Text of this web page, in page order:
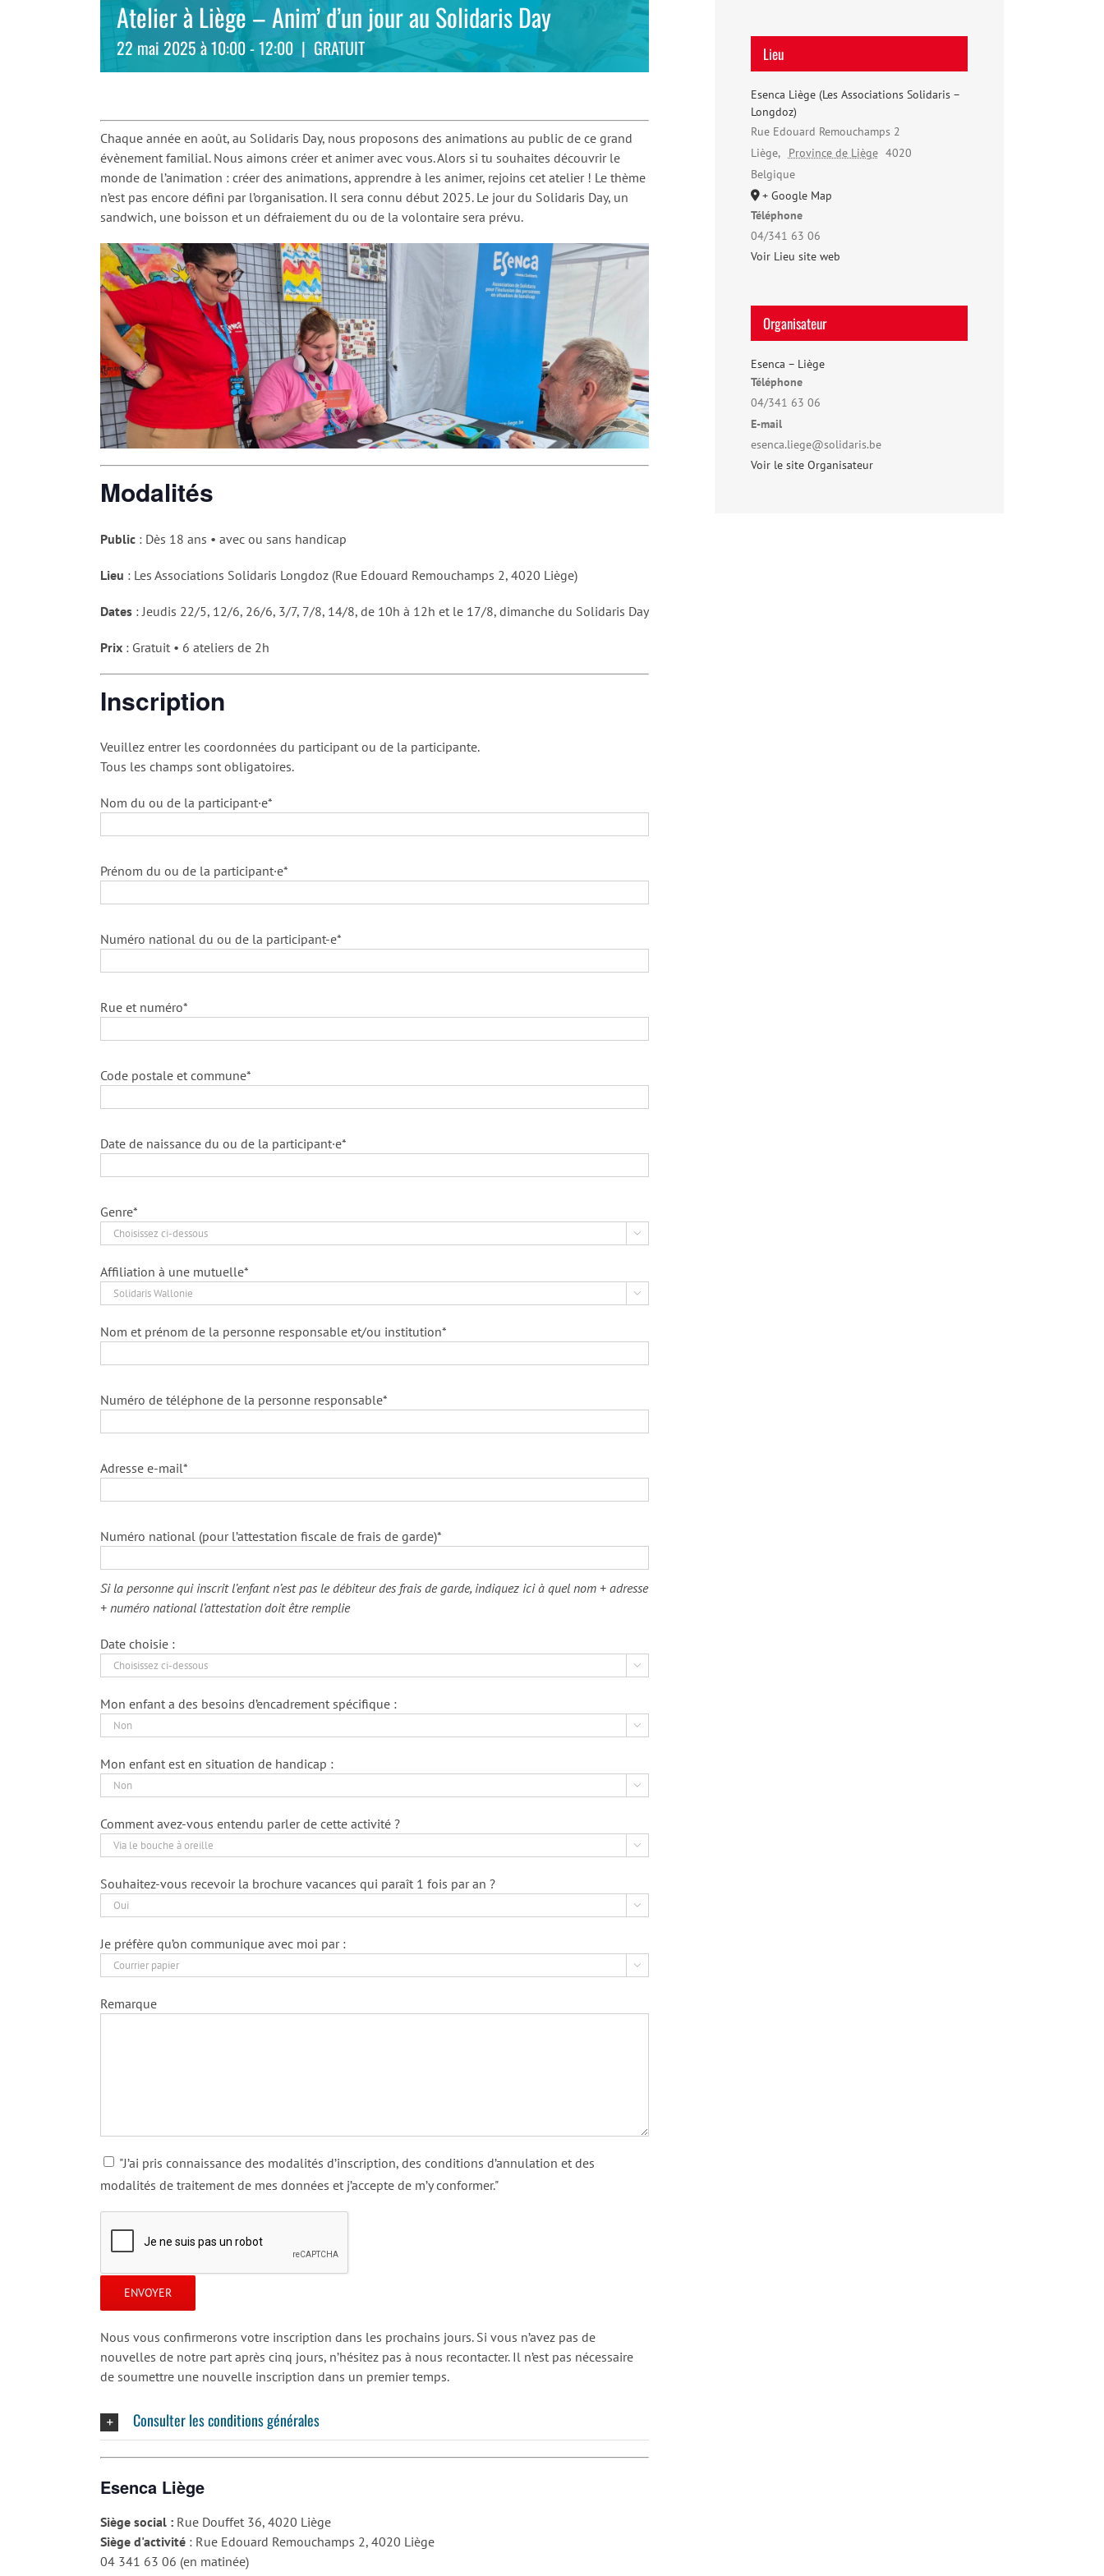
Atelier à Liège – Anim’ d’un jour au Solidaris Day
22 mai 2025 à 10:00-12:00 | GRATUIT
Chaque année en août, au Solidaris Day, nous proposons des animations au public de ce grand
évènement familial. Nous aimons créer et animer avec vous. Alors si tu souhaites découvrir le
monde de l’animation : créer des animations, apprendre à les animer, rejoins cet atelier ! Le thème
n’est pas encore défini par l’organisation. Il sera connu début 2025. Le jour du Solidaris Day, un
sandwich, une boisson et un défraiement du ou de la volontaire sera prévu.
Modalités
Public : Dès 18 ans • avec ou sans handicap
Lieu : Les Associations Solidaris Longdoz (Rue Edouard Remouchamps 2, 4020 Liège)
Dates : Jeudis 22/5, 12/6, 26/6, 3/7, 7/8, 14/8, de 10h à 12h et le 17/8, dimanche du Solidaris Day
Prix : Gratuit • 6 ateliers de 2h
Inscription
Veuillez entrer les coordonnées du participant ou de la participante.
Tous les champs sont obligatoires.
Nom du ou de la participant·e*
Prénom du ou de la participant·e*
Numéro national du ou de la participant-e*
Rue et numéro*
Code postale et commune*
Date de naissance du ou de la participant·e*
Genre*

Affiliation à une mutuelle*

Nom et prénom de la personne responsable et/ou institution*
Numéro de téléphone de la personne responsable*
Adresse e-mail*
Numéro national (pour l’attestation fiscale de frais de garde)*
Si la personne qui inscrit l’enfant n’est pas le débiteur des frais de garde, indiquez ici à quel nom + adresse
+ numéro national l’attestation doit être remplie
Date choisie :

Mon enfant a des besoins d’encadrement spécifique :

Mon enfant est en situation de handicap :

Comment avez-vous entendu parler de cette activité ?

Souhaitez-vous recevoir la brochure vacances qui paraît 1 fois par an ?

Je préfère qu’on communique avec moi par :

Remarque
"J’ai pris connaissance des modalités d’inscription, des conditions d’annulation et des
modalités de traitement de mes données et j’accepte de m’y conformer."
Nous vous confirmerons votre inscription dans les prochains jours. Si vous n’avez pas de
nouvelles de notre part après cinq jours, n’hésitez pas à nous recontacter. Il n’est pas nécessaire
de soumettre une nouvelle inscription dans un premier temps.
Consulter les conditions générales
Esenca Liège
Siège social : Rue Douffet 36, 4020 Liège
Siège d'activité : Rue Edouard Remouchamps 2, 4020 Liège
04 341 63 06 (en matinée)
Lieu
Esenca Liège (Les Associations Solidaris –
Longdoz)
Rue Edouard Remouchamps 2
Liège, Province de Liège 4020
Belgique
+ Google Map
Téléphone
04/341 63 06
Voir Lieu site web
Organisateur
Esenca – Liège
Téléphone
04/341 63 06
E-mail
esenca.liege@solidaris.be
Voir le site Organisateur